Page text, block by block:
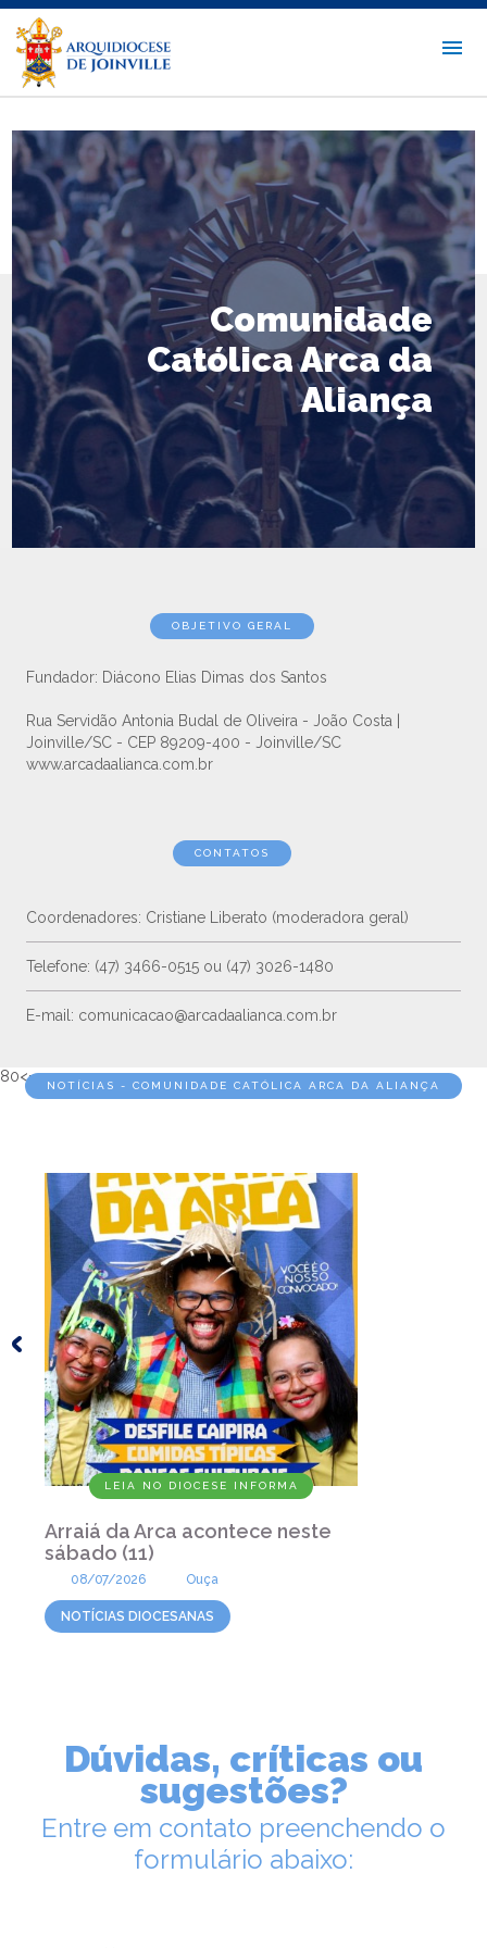
Comunidade
Católica Arca da
Aliança
OBJETIVO GERAL
Fundador: Diácono Elias Dimas dos Santos
Rua Servidão Antonia Budal de Oliveira - João Costa |
Joinville/SC - CEP 89209-400 - Joinville/SC
www.arcadaalianca.com.br
CONTATOS
Coordenadores: Cristiane Liberato (moderadora geral)
Telefone: (47) 3466-0515 ou (47) 3026-1480
E-mail: comunicacao@arcadaalianca.com.br
80<==
NOTÍCIAS - COMUNIDADE CATÓLICA ARCA DA ALIANÇA
LEIA NO DIOCESE INFORMA
Arraiá da Arca acontece neste
sábado (11)
08/07/2026 Ouça
NOTÍCIAS DIOCESANAS
Dúvidas, críticas ou
sugestões?
Entre em contato preenchendo o
formulário abaixo: